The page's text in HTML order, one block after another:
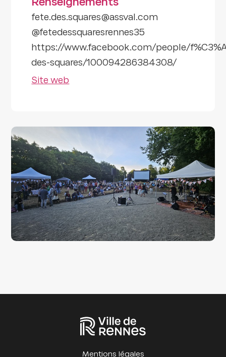
Renseignements
fete.des.squares@assval.com
@fetedessquaresrennes35
https://www.facebook.com/people/
des-squares/100094286384308/
Site web
Mentions légales